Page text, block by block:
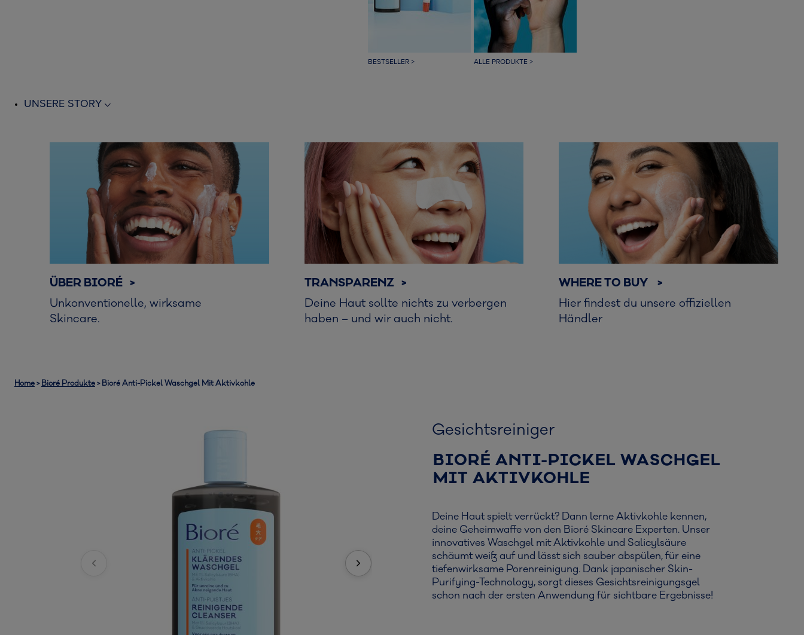
BESTSELLER > ALLE PRODUKTE >
UNSERE STORY
ÜBER BIORÉ >
Unkonventionelle, wirksame
Skincare.
TRANSPARENZ >
Deine Haut sollte nichts zu verbergen
haben – und wir auch nicht.
WHERE TO BUY >
Hier findest du unsere offiziellen
Händler
Home> Bioré Produkte> Bioré Anti-Pickel Waschgel Mit Aktivkohle
Gesichtsreiniger
BIORÉ ANTI-PICKEL WASCHGEL
MIT AKTIVKOHLE
Deine Haut spielt verrückt? Dann lerne Aktivkohle kennen,
deine Geheimwaffe von den Bioré Skincare Experten. Unser
innovatives Waschgel mit Aktivkohle und Salicylsäure​
schäumt weiß auf und lässt sich sauber abspülen, für eine
tiefenwirksame Porenreinigung. Dank japanischer Skin-
Purifying-Technology, sorgt dieses Gesichtsreinigungsgel
schon nach der ersten Anwendung für sichtbare Ergebnisse!